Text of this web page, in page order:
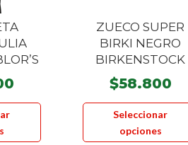
Este
tiene
ZUECO SUPER
BIRKI NEGRO
BIRKENSTOCK
$58.800
Seleccionar
opciones